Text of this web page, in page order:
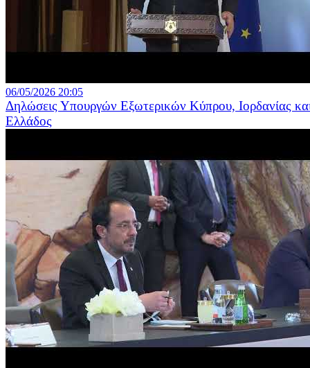
06/05/2026 20:05
Δηλώσεις Υπουργών Εξωτερικών Κύπρου, Ιορδανίας
Ελλάδος